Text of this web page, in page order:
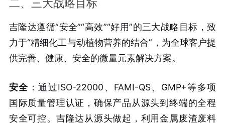
二、三大战略目标
吉隆达遵循“安全”“高效”“好用”的三大战略目标，致
力于“精细化工与动植物营养的结合”，为全球客户提
供完善、健康、安全的微量元素解决方案。
安全 ：通过ISO-22000、FAMI-QS、GMP+等多项
国际质量管理认证，确保产品从源头到终端的全程
安全可控。吉隆达从源头做起，利用金属废渣废料